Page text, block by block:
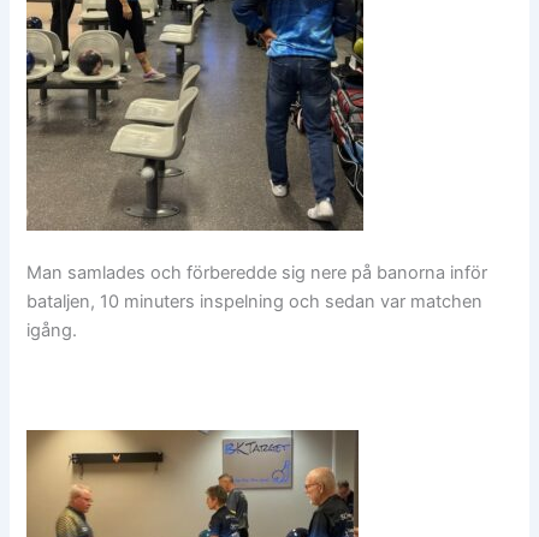
Man samlades och förberedde sig nere på banorna inför
bataljen, 10 minuters inspelning och sedan var matchen
igång.